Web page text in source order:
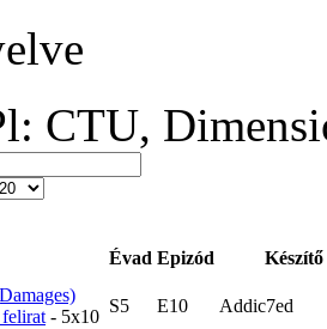
CTU,
Évad Epizód
Készítő
- 5x10
S5 E10 Addic7ed